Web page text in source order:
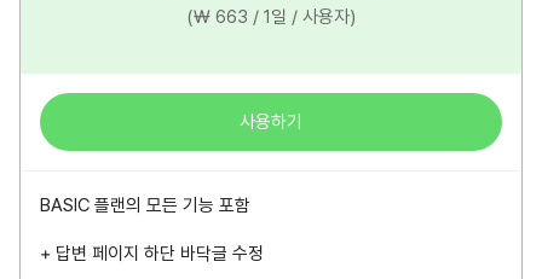
(₩ 663 / 1일 / 사용자)
사용하기
BASIC 플랜의 모든 기능 포함
+ 답변 페이지 하단 바닥글 수정